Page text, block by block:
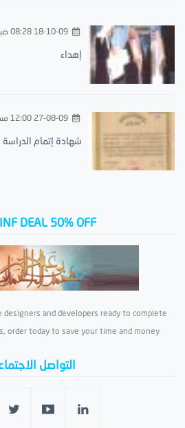
18-10-09 08:28 صباحاً
إهداء
27-08-09 12:00 مساءً
شهادة إتمام الدراسة
DEAL 50% OFF
and developers ready to complete
order today to save your time and money.
التواصل